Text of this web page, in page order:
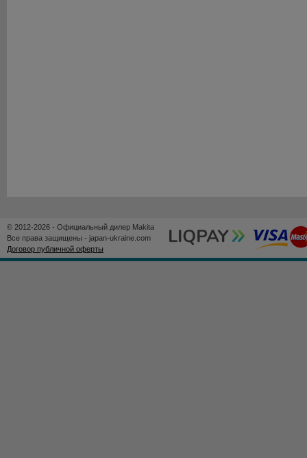
© 2012-2026 - Официальный дилер Makita
Все права защищены - japan-ukraine.com
Договор публичной оферты